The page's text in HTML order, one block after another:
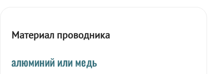
Материал проводника
алюминий или медь